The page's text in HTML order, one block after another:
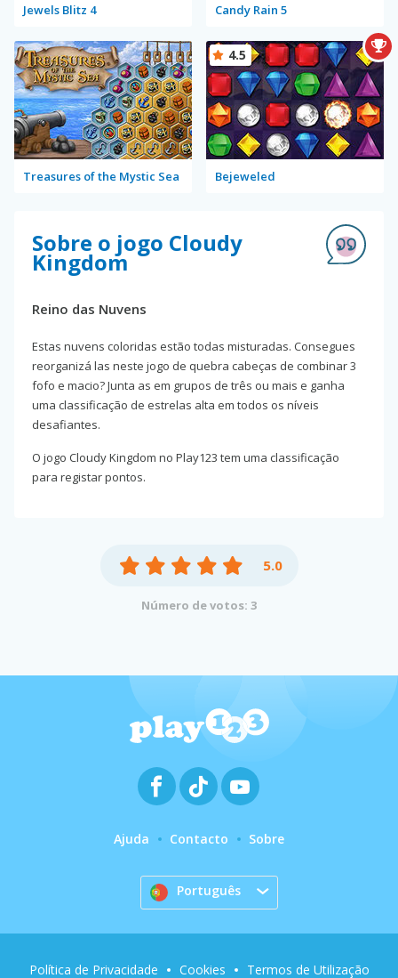
Jewels Blitz 4 Candy Rain 5
Treasures of the Mystic Sea Bejeweled
4.5
Sobre o jogo Cloudy
Kingdom
Reino das Nuvens
Estas nuvens coloridas estão todas misturadas. Consegues
reorganizá las neste jogo de quebra cabeças de combinar 3
fofo e macio? Junta as em grupos de três ou mais e ganha
uma classificação de estrelas alta em todos os níveis
desafiantes.
O jogo Cloudy Kingdom no Play123 tem uma classificação
para registar pontos.
5.0
Número de votos: 3
Ajuda Contacto Sobre
Português
Política de Privacidade Cookies Termos de Utilização